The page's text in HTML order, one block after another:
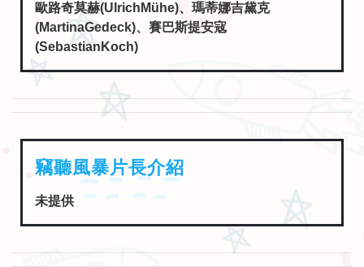
歐路奇莫赫(UlrichMühe)、瑪蒂娜吉黛克
(MartinaGedeck)、賽巴斯提安寇
(SebastianKoch)
竊聽風暴片長介紹
未提供